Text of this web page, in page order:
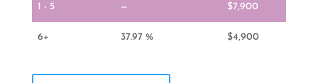
1 - 5 — $7,900
6+ 37.97 % $4,900